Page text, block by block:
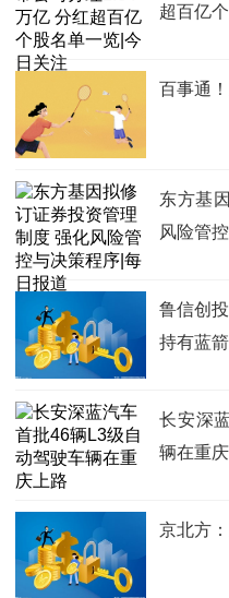
超百亿
百事通
东方基
风险管
鲁信创
持有蓝
长安深
辆在重
京北方